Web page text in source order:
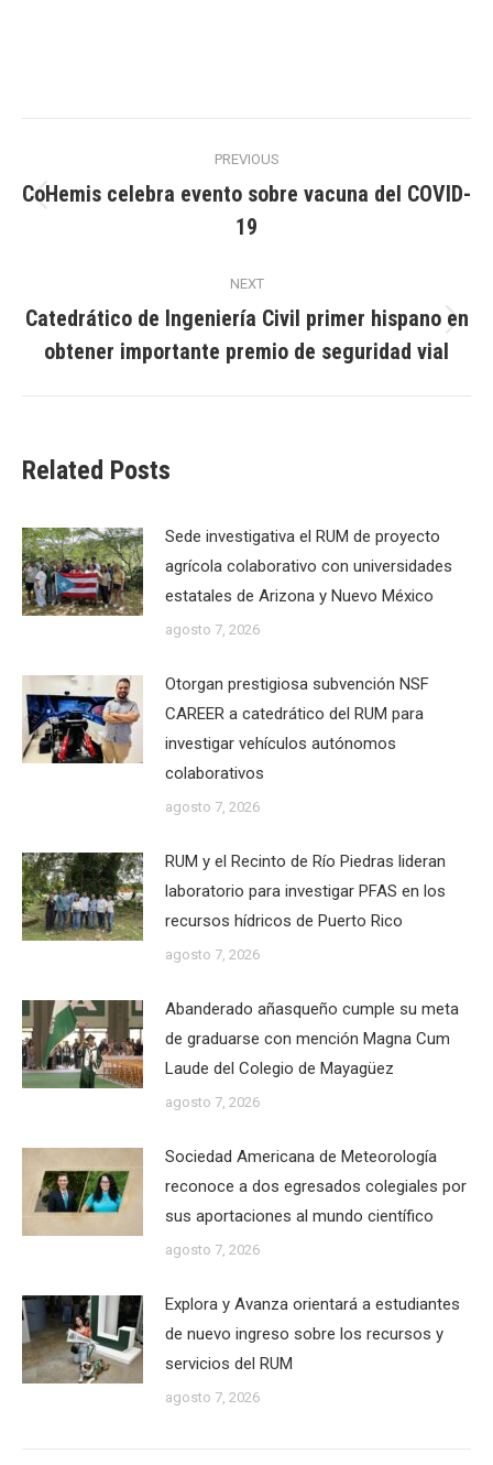
navigation
PREVIOUS
post:
CoHemis celebra evento sobre vacuna del COVID-
19
NEXT
post:
Catedrático de Ingeniería Civil primer hispano en
obtener importante premio de seguridad vial
Related Posts
Sede investigativa el RUM de proyecto
agrícola colaborativo con universidades
estatales de Arizona y Nuevo México
agosto 7, 2026
Otorgan prestigiosa subvención NSF
CAREER a catedrático del RUM para
investigar vehículos autónomos
colaborativos
agosto 7, 2026
RUM y el Recinto de Río Piedras lideran
laboratorio para investigar PFAS en los
recursos hídricos de Puerto Rico
agosto 7, 2026
Abanderado añasqueño cumple su meta
de graduarse con mención Magna Cum
Laude del Colegio de Mayagüez
agosto 7, 2026
Sociedad Americana de Meteorología
reconoce a dos egresados colegiales por
sus aportaciones al mundo científico
agosto 7, 2026
Explora y Avanza orientará a estudiantes
de nuevo ingreso sobre los recursos y
servicios del RUM
agosto 7, 2026